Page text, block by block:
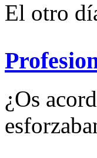
El otro
¿Os